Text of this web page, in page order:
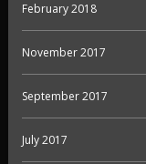
February 2018
November 2017
September 2017
July 2017